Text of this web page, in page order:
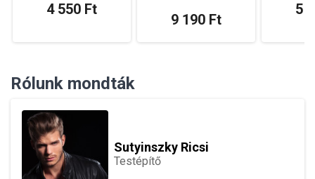
4 550 Ft
9 190 Ft
5
Rólunk mondták
Sutyinszky Ricsi
Testépítő